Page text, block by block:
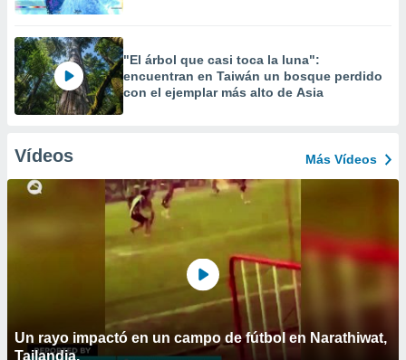
"El árbol que casi toca la luna":
encuentran en Taiwán un bosque perdido
con el ejemplar más alto de Asia
Vídeos Más Vídeos
Un rayo impactó en un campo de fútbol en Narathiwat,
Tailandia.